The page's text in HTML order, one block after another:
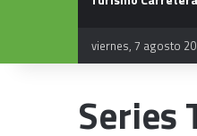
viernes, 7 agosto
Series